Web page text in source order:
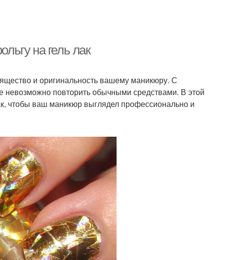
на гель лак
и оригинальность вашему маникюру. С
повторить обычными средствами. В этой
чтобы ваш маникюр выглядел профессионально и